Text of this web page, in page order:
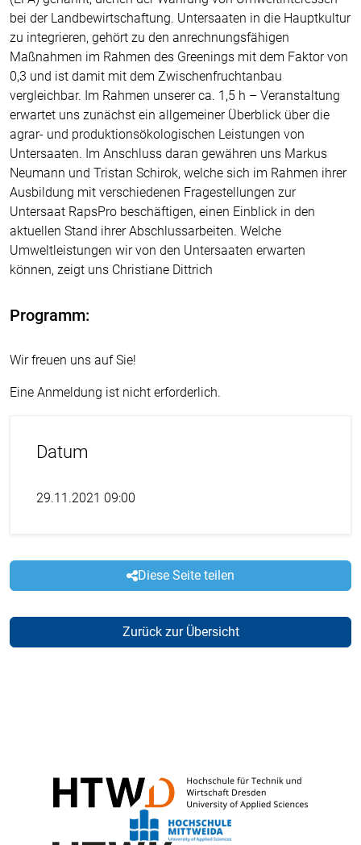
bei der Landbewirtschaftung. Untersaaten in die Hauptkultur
zu integrieren, gehört zu den anrechnungsfähigen
Maßnahmen im Rahmen des Greenings mit dem Faktor von
0,3 und ist damit mit dem Zwischenfruchtanbau
vergleichbar. Im Rahmen unserer ca. 1,5 h – Veranstaltung
erwartet uns zunächst ein allgemeiner Überblick über die
agrar- und produktionsökologischen Leistungen von
Untersaaten. Im Anschluss daran gewähren uns Markus
Neumann und Tristan Schirok, welche sich im Rahmen ihrer
Ausbildung mit verschiedenen Fragestellungen zur
Untersaat RapsPro beschäftigen, einen Einblick in den
aktuellen Stand ihrer Abschlussarbeiten. Welche
Umweltleistungen wir von den Untersaaten erwarten
können, zeigt uns Christiane Dittrich
Programm:
Wir freuen uns auf Sie!
Eine Anmeldung ist nicht erforderlich.
Datum
29.11.2021 09:00
Diese Seite teilen
Zurück zur Übersicht